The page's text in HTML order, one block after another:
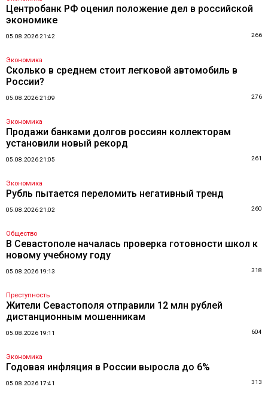
Центробанк РФ оценил положение дел в российской
экономике
05.08.2026 21:42 266
Экономика
Сколько в среднем стоит легковой автомобиль в
России?
05.08.2026 21:09 276
Экономика
Продажи банками долгов россиян коллекторам
установили новый рекорд
05.08.2026 21:05 261
Экономика
Рубль пытается переломить негативный тренд
05.08.2026 21:02 260
Общество
В Севастополе началась проверка готовности школ к
новому учебному году
05.08.2026 19:13 318
Преступность
Жители Севастополя отправили 12 млн рублей
дистанционным мошенникам
05.08.2026 19:11 604
Экономика
Годовая инфляция в России выросла до 6%
05.08.2026 17:41 313